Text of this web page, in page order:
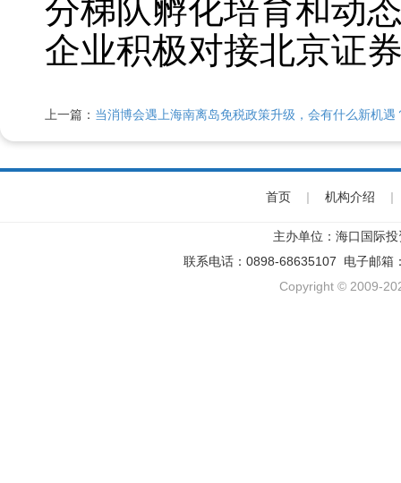
分梯队孵化培育和动
企业积极对接北京证
上一篇： 当消博会遇上海南离岛免税政策升级，会有什么新机遇
首页 | 机构介绍 |
主办单位：海口国际
联系电话：0898-68635107 电子邮箱
Copyright © 2009-